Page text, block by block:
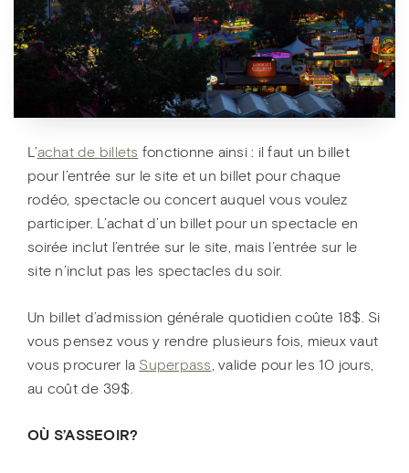
L’achat de billets fonctionne ainsi : il faut un billet
pour l’entrée sur le site et un billet pour chaque
rodéo, spectacle ou concert auquel vous voulez
participer. L’achat d’un billet pour un spectacle en
soirée inclut l’entrée sur le site, mais l’entrée sur le
site n’inclut pas les spectacles du soir.
Un billet d’admission générale quotidien coûte 18$. Si
vous pensez vous y rendre plusieurs fois, mieux vaut
vous procurer la Superpass , valide pour les 10 jours,
au coût de 39$.
OÙ S’ASSEOIR?